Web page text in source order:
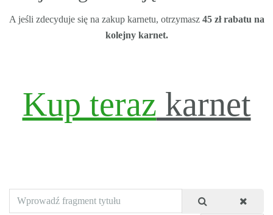
A jeśli zdecyduje się na zakup karnetu, otrzymasz 45 zł rabatu na
kolejny karnet.
Kup teraz karnet
Wprowadź fragment tytułu